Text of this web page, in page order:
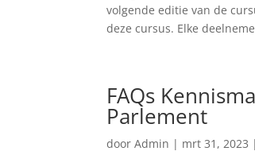
volgende editie van de
deze cursus. Elke
FAQs
Parlement
doorAdmin | mrt 31, 2023